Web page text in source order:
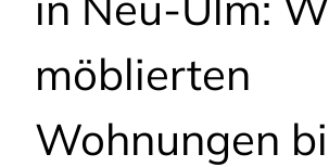
möblierten
Wohnungen